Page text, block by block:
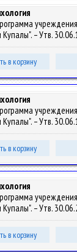
– Утв.
в корзину
– Утв.
в корзину
– Утв.
в корзину